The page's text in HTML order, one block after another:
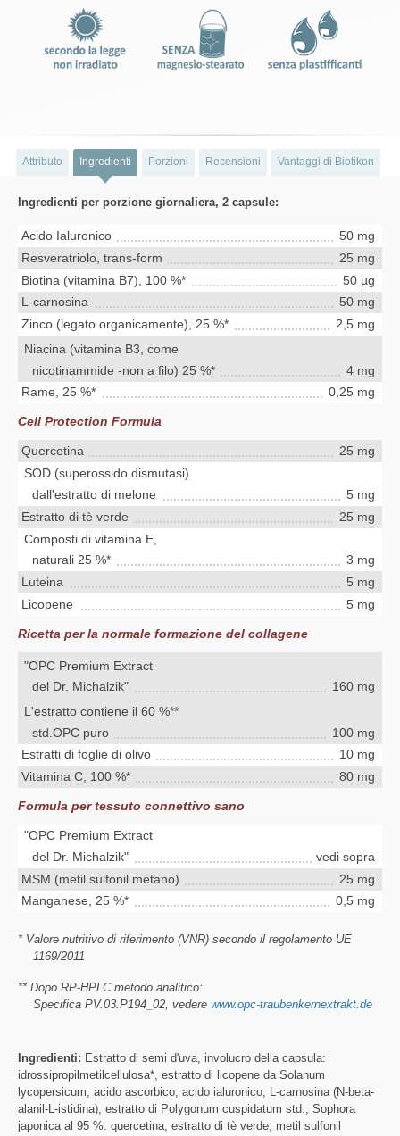
Attributo Ingredienti Porzioni Recensioni Vantaggi di Biotikon
Ingredienti per porzione giornaliera, 2 capsule:
Acido Ialuronico
50 mg
Resveratriolo, trans-form
25 mg
Biotina (vitamina B7), 100 %*
50 µg
L-carnosina
50 mg
Zinco (legato organicamente), 25 %*
2,5 mg
Niacina (vitamina B3, come
nicotinammide -non a filo) 25 %*
4 mg
Rame, 25 %*
0,25 mg
Cell Protection Formula
Quercetina
25 mg
SOD (superossido dismutasi)
dall'estratto di melone
5 mg
Estratto di tè verde
25 mg
Composti di vitamina E,
naturali 25 %*
3 mg
Luteina
5 mg
Licopene
5 mg
Ricetta per la normale formazione del collagene
"OPC Premium Extract
del Dr. Michalzik"
160 mg
L'estratto contiene il 60 %**
std.OPC puro
100 mg
Estratti di foglie di olivo
10 mg
Vitamina C, 100 %*
80 mg
Formula per tessuto connettivo sano
"OPC Premium Extract
del Dr. Michalzik"
vedi sopra
MSM (metil sulfonil metano)
25 mg
Manganese, 25 %*
0,5 mg
* Valore nutritivo di riferimento (VNR) secondo il regolamento UE
1169/2011
** Dopo RP-HPLC metodo analitico:
Specifica PV.03.P194_02, vedere www.opc-traubenkernextrakt.de
Ingredienti: Estratto di semi d'uva, involucro della capsula:
idrossipropilmetilcellulosa*, estratto di licopene da Solanum
lycopersicum, acido ascorbico, acido ialuronico, L-carnosina (N-beta-
alanil-L-istidina), estratto di Polygonum cuspidatum std., Sophora
japonica al 95 %. quercetina, estratto di tè verde, metil sulfonil